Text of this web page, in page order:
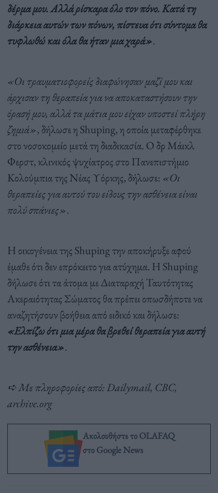
δέρμα μου. Αλλά ρίσκαρα όλο τον πόνο. Κατά τη
διάρκεια αυτών των πόνων, πίστευα ότι σύντομα θα
τυφλωθώ και όλα θα ήταν μια χαρά».
«Οι τραυματιοφορείς διαφώνησαν μαζί μου και
άρχισαν τη θεραπεία για να αποκαταστήσουν την
όρασή μου, αλλά τα μάτια μου είχαν υποστεί πλήρη
ζημιά», δήλωσε η Shuping, η οποία μεταφέρθηκε
στο νοσοκομείο μετά τη διαδικασία. Ο δρ Μάικλ
Φερστ, κλινικός ψυχίατρος στο Πανεπιστήμιο
Κολούμπια της Νέας Υόρκης, δήλωσε: «Οι
θεραπείες για αυτού του είδους την ασθένεια είναι
πολύ σπάνιες».
Η οικογένεια της Shuping την αποκήρυξε αφού
έμαθε ότι δεν επρόκειτο για ατύχημα. Η Shuping
δήλωσε ότι τα άτομα με Διαταραχή Ταυτότητας
Ακεραιότητας Σώματος θα πρέπει οπωσδήποτε να
αναζητήσουν βοήθεια από ειδικό και δήλωσε:
«Ελπίζω ότι μια μέρα θα βρεθεί θεραπεία για αυτή
την ασθένεια».
➪ Με πληροφορίες από: Dailymail, CBC,
archive.org
Ακολουθήστε το OLAFAQ
στο Google News